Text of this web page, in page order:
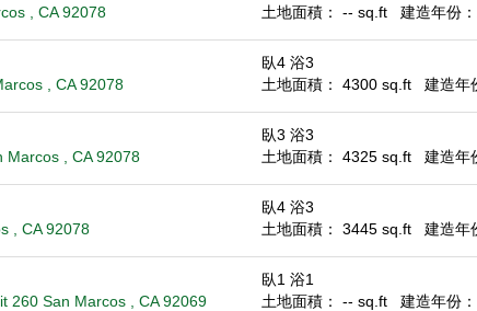
, CA 92078
土地面積： -- sq.ft
建造年份
, CA 92078
臥4 浴3
土地面積： 4300 sq.ft
建造年
Marcos , CA 92078
臥3 浴3
土地面積： 4325 sq.ft
建造年
, CA 92078
臥4 浴3
土地面積： 3445 sq.ft
建造年
260 San Marcos , CA 92069
臥1 浴1
土地面積： -- sq.ft
建造年份